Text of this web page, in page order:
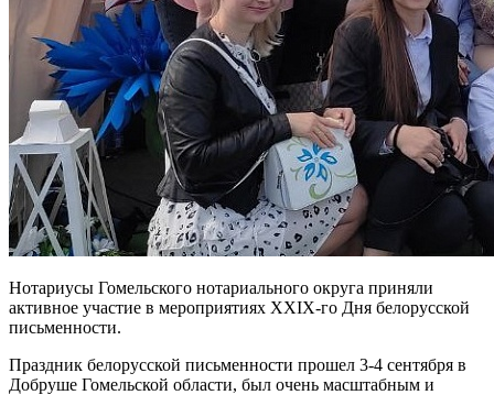
Нотариусы Гомельского нотариального округа приняли
активное участие в мероприятиях XXIX-го Дня белорусской
письменности.
Праздник белорусской письменности прошел 3-4 сентября в
Добруше Гомельской области, был очень масштабным и